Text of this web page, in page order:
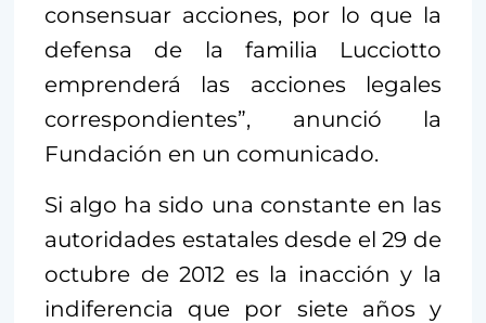
consensuar acciones, por lo que la
defensa de la familia Lucciotto
emprenderá las acciones legales
correspondientes”, anunció la
Fundación en un comunicado.
Si algo ha sido una constante en las
autoridades estatales desde el 29 de
octubre de 2012 es la inacción y la
indiferencia que por siete años y